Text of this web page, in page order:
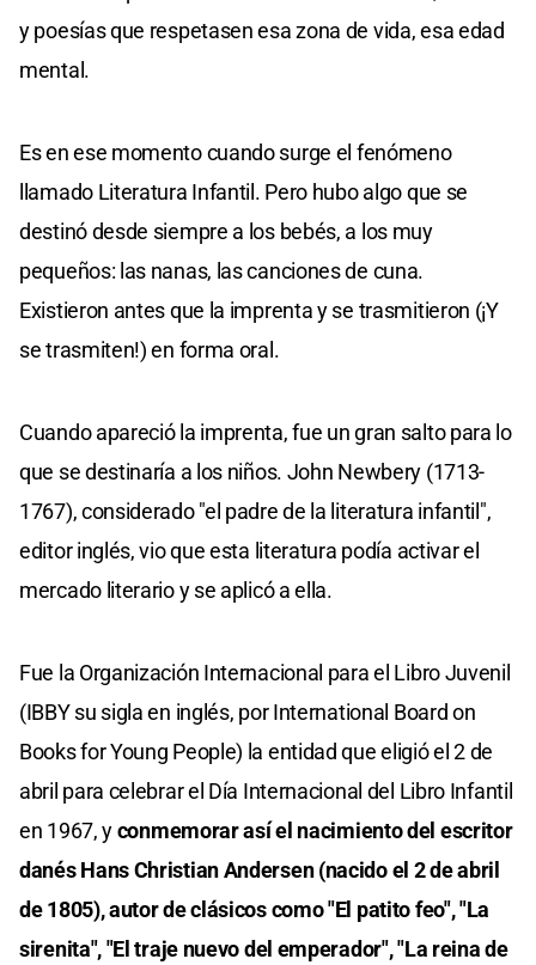
y poesías que respetasen esa zona de vida, esa edad
mental.
Es en ese momento cuando surge el fenómeno
llamado Literatura Infantil. Pero hubo algo que se
destinó desde siempre a los bebés, a los muy
pequeños: las nanas, las canciones de cuna.
Existieron antes que la imprenta y se trasmitieron (¡Y
se trasmiten!) en forma oral.
Cuando apareció la imprenta, fue un gran salto para lo
que se destinaría a los niños. John Newbery (1713-
1767), considerado "el padre de la literatura infantil",
editor inglés, vio que esta literatura podía activar el
mercado literario y se aplicó a ella.
Fue la Organización Internacional para el Libro Juvenil
(IBBY su sigla en inglés, por International Board on
Books for Young People) la entidad que eligió el 2 de
abril para celebrar el Día Internacional del Libro Infantil
en 1967, yconmemorar así el nacimiento del escritor
danés Hans Christian Andersen (nacido el 2 de abril
de 1805), autor de clásicos como "El patito feo", "La
sirenita", "El traje nuevo del emperador", "La reina de